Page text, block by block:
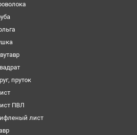
пруток
ПВЛ
лист